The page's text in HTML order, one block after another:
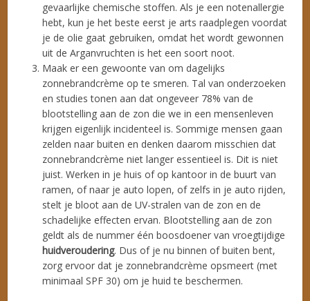
gevaarlijke chemische stoffen. Als je een notenallergie
hebt, kun je het beste eerst je arts raadplegen voordat
je de olie gaat gebruiken, omdat het wordt gewonnen
uit de Arganvruchten is het een soort noot.
Maak er een gewoonte van om dagelijks
zonnebrandcrème op te smeren. Tal van onderzoeken
en studies tonen aan dat ongeveer 78% van de
blootstelling aan de zon die we in een mensenleven
krijgen eigenlijk incidenteel is. Sommige mensen gaan
zelden naar buiten en denken daarom misschien dat
zonnebrandcrème niet langer essentieel is. Dit is niet
juist. Werken in je huis of op kantoor in de buurt van
ramen, of naar je auto lopen, of zelfs in je auto rijden,
stelt je bloot aan de UV-stralen van de zon en de
schadelijke effecten ervan. Blootstelling aan de zon
geldt als de nummer één boosdoener van vroegtijdige
huidveroudering. Dus of je nu binnen of buiten bent,
zorg ervoor dat je zonnebrandcrème opsmeert (met
minimaal SPF 30) om je huid te beschermen.